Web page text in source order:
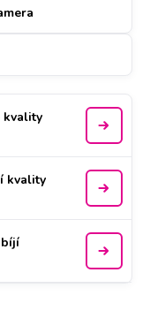
kvality
kvality